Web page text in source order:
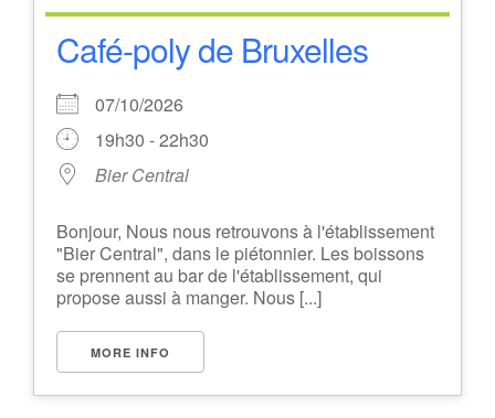
Café-poly de Bruxelles
07/10/2026
19h30 - 22h30
Bier Central
Bonjour, Nous nous retrouvons à l'établissement
"Bier Central", dans le piétonnier. Les boissons
se prennent au bar de l'établissement, qui
propose aussi à manger. Nous [...]
MORE INFO